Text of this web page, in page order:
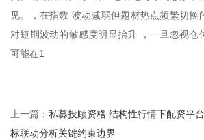
见。，在指数 波动减弱但题材热点频繁切换
对短期波动的敏感度明显抬升 ，一旦忽视仓
可能在1
上一篇： 私募投顾资格 结构性行情下配资平
标联动分析关键约束边界